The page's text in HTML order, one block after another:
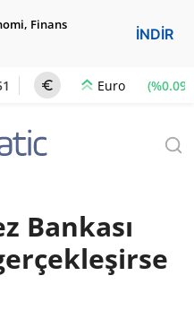
Finans
İNDİR
Euro (%0.09)
Bankası